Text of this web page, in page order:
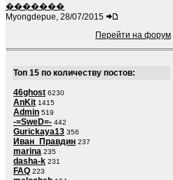
�������
Myongdepue, 28/07/2015
Перейти на форум
Топ 15 по количеству постов:
46ghost 6230
AnKit 1415
Admin 519
-=SweD=- 442
Gurickaya13 356
Иван_Правдин 237
marina 235
dasha-k 231
FAQ 223